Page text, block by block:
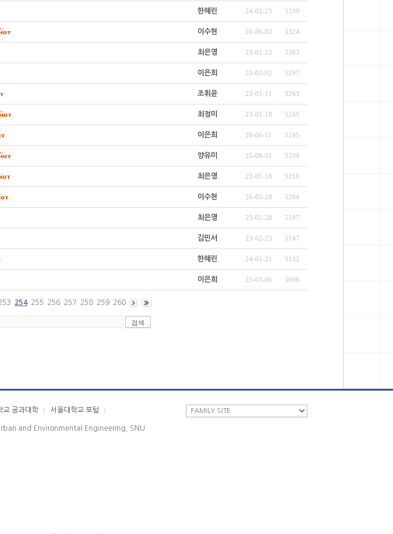
한혜린 24-02-23 5330
이수현 26-06-02 5324
최은영 23-02-23 5303
이은희 23-03-02 5297
조휘윤 23-01-11 5263
최정미 23-01-18 5245
이은희 26-06-11 5245
양유미 25-08-01 5239
최은영 23-01-18 5218
이수현 26-05-28 5204
최은영 23-02-28 5197
김민서 23-02-23 5147
한혜린 24-02-21 5132
이은희 25-03-06 5096
254 255 256 257 258 259 260
교 공과대학 서울대학교 포털
and Environmental Engineering, SNU